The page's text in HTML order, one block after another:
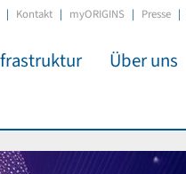
| Kontakt myORIGINS Presse
/ ODC
Über uns
Gremien